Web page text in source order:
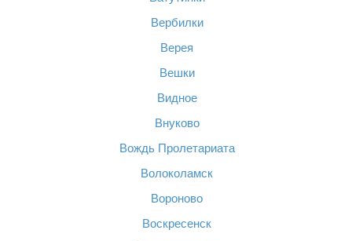
Вербилки
Верея
Вешки
Видное
Внуково
Вождь Пролетариата
Волоколамск
Вороново
Воскресенск